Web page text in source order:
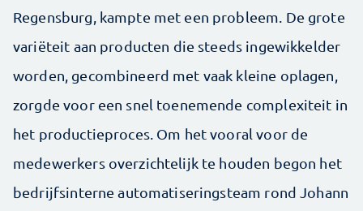
Regensburg, kampte met een probleem. De grote
variëteit aan producten die steeds ingewikkelder
worden, gecombineerd met vaak kleine oplagen,
zorgde voor een snel toenemende complexiteit in
het productieproces. Om het vooral voor de
medewerkers overzichtelijk te houden begon het
bedrijfsinterne automatiseringsteam rond Johann